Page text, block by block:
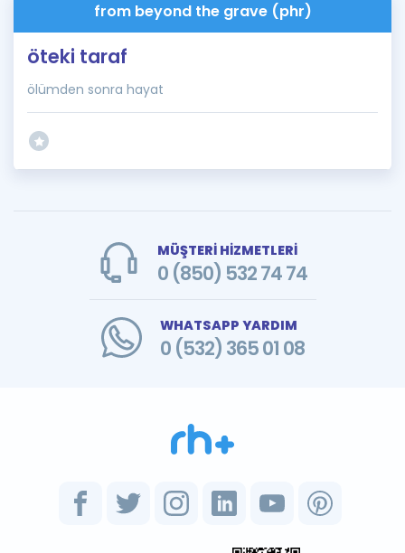
from beyond the grave (phr)
öteki taraf
ölümden sonra hayat
MÜŞTERİ HİZMETLERİ
0 (850) 532 74 74
WHATSAPP YARDIM
0 (532) 365 01 08